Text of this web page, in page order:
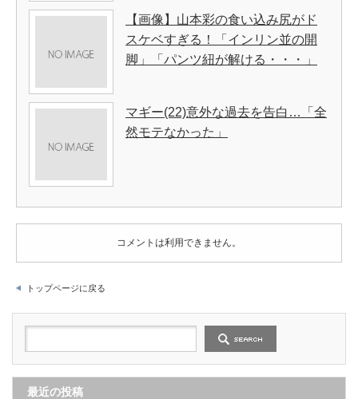
【画像】山本彩の食い込み尻がド
スケベすぎる！「インリン並の開
脚」「パンツ紐が解ける・・・」
マギー(22)意外な過去を告白…「全
然モテなかった」
コメントは利用できません。
トップページに戻る
最近の投稿